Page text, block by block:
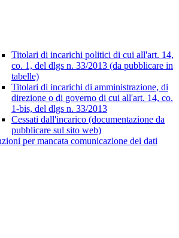
Titolari di incarichi politici di cui all'art. 14,
co. 1, del dlgs n. 33/2013 (da pubblicare in
tabelle)
Titolari di incarichi di amministrazione, di
direzione o di governo di cui all'art. 14, co.
1-bis, del dlgs n. 33/2013
Cessati dall'incarico (documentazione da
pubblicare sul sito web)
per mancata comunicazione dei dati